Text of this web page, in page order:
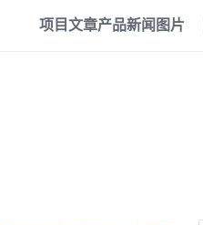
项目文章产品新闻 图片